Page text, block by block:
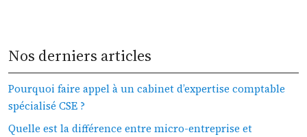
Nos derniers articles
Pourquoi faire appel à un cabinet d’expertise comptable
spécialisé CSE ?
Quelle est la différence entre micro-entreprise et